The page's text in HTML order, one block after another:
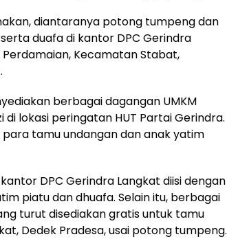
diantaranya potong tumpeng dan
duafa di kantor DPC Gerindra
Kecamatan Stabat,
berbagai dagangan UMKM
lokasi peringatan HUT Partai Gerindra.
para tamu undangan dan anak yatim
DPC Gerindra Langkat diisi dengan
piatu dan dhuafa. Selain itu, berbagai
turut disediakan gratis untuk tamu
Dedek Pradesa, usai potong tumpeng.